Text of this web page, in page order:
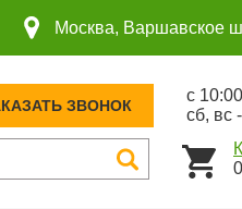
Москва, Варшавское
ЗВОНОК
с
сб, вс
0